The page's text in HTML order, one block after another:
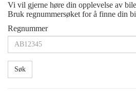
Vi vil gjerne høre din opplevelse av
Bruk regnummersøket for å finne din
Regnummer
Søk